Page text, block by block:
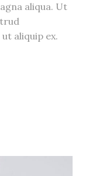
aliqua. Ut
aliquip ex.